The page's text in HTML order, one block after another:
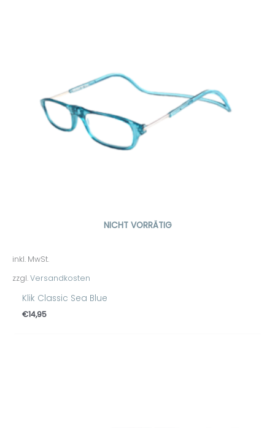
NICHT VORRÄTIG
inkl. MwSt.
zzgl.Versandkosten
Klik Classic Sea Blue
€14,95